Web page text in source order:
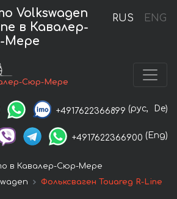
RUS ENG
Volkswagen
в Кавалер-
Мере
Сюр-Мере
+4917622366899 (рус, De)
+4917622366900 (Eng)
в Кавалер-Сюр-Мере
Фольксваген Touareg R-Line